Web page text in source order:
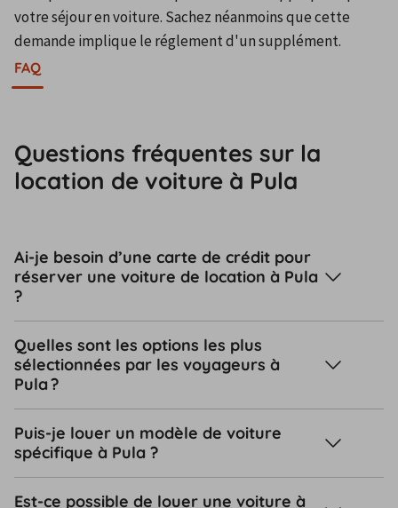
votre séjour en voiture. Sachez néanmoins que cette
demande implique le réglement d'un supplément.
FAQ
Questions fréquentes sur la
location de voiture à Pula
Ai-je besoin d’une carte de crédit pour
réserver une voiture de location à Pula
?
Quelles sont les options les plus
sélectionnées par les voyageurs à
Pula ?
Puis-je louer un modèle de voiture
spécifique à Pula ?
Est-ce possible de louer une voiture à